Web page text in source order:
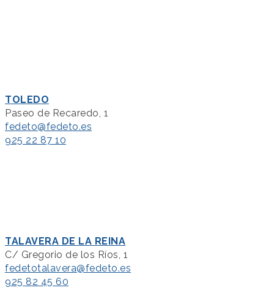
TOLEDO
Paseo de Recaredo, 1
fedeto@fedeto.es
925 22 87 10
TALAVERA DE LA REINA
C/ Gregorio de los Ríos, 1
fedetotalavera@fedeto.es
925 82 45 60